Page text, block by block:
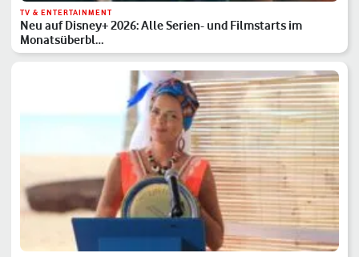
TV & ENTERTAINMENT
Neu auf Disney+ 2026: Alle Serien- und Filmstarts im
Monatsüberbl…